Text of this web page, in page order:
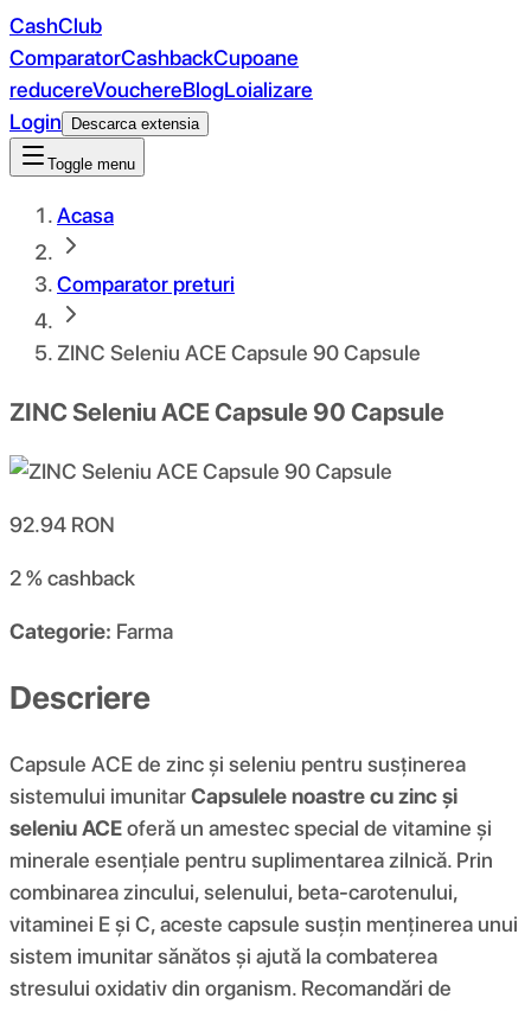
CashClub
ComparatorCashbackCupoane
reducereVouchereBlogLoializare
Login
Descarca extensia
Toggle menu
Acasa
Comparator preturi
ZINC Seleniu ACE Capsule 90 Capsule
ZINC Seleniu ACE Capsule 90 Capsule
92.94 RON
2 %cashback
Categorie: Farma
Descriere
Capsule ACE de zinc și seleniu pentru susținerea
sistemului imunitarCapsulele noastre cu zinc și
seleniu ACEoferă un amestec special de vitamine și
minerale esențiale pentru suplimentarea zilnică. Prin
combinarea zincului, selenului, beta-carotenului,
vitaminei E și C, aceste capsule susțin menținerea unui
sistem imunitar sănătos și ajută la combaterea
stresului oxidativ din organism. Recomandări de